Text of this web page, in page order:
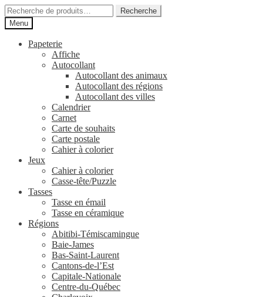
Aller
à
la
navigation
Aller
au
contenu
Recherche
pour :
Recherche
Menu
Papeterie
Affiche
Autocollant
Autocollant des animaux
Autocollant des régions
Autocollant des villes
Calendrier
Carnet
Carte de souhaits
Carte postale
Cahier à colorier
Jeux
Cahier à colorier
Casse-tête/Puzzle
Tasses
Tasse en émail
Tasse en céramique
Régions
Abitibi-Témiscamingue
Baie-James
Bas-Saint-Laurent
Cantons-de-l’Est
Capitale-Nationale
Centre-du-Québec